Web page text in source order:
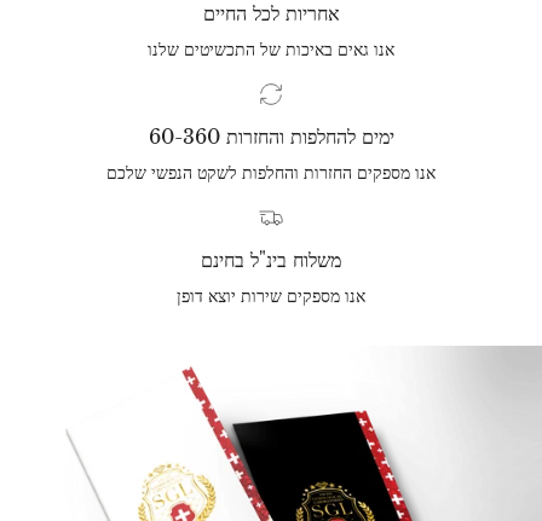
אחריות לכל החיים
אנו גאים באיכות של התכשיטים שלנו
60-360 ימים להחלפות והחזרות
אנו מספקים החזרות והחלפות לשקט הנפשי שלכם
משלוח בינ"ל בחינם
אנו מספקים שירות יוצא דופן